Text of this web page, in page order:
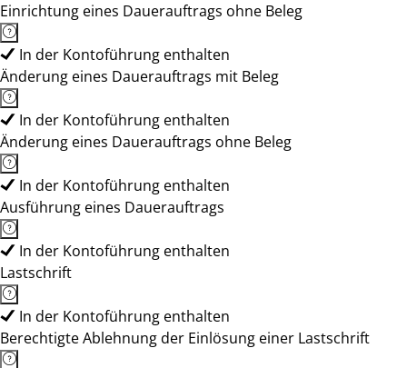
Einrichtung eines Dauerauftrags ohne Beleg
In der Kontoführung enthalten
Änderung eines Dauerauftrags mit Beleg
In der Kontoführung enthalten
Änderung eines Dauerauftrags ohne Beleg
In der Kontoführung enthalten
Ausführung eines Dauerauftrags
In der Kontoführung enthalten
Lastschrift
In der Kontoführung enthalten
Berechtigte Ablehnung der Einlösung einer Lastschrift